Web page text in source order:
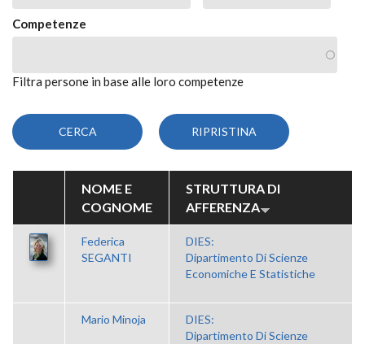
Competenze
Filtra persone in base alle loro competenze
NOME E
COGNOME
STRUTTURA DI
AFFERENZA
Federica
SEGANTI
DIES:
Dipartimento Di Scienze
Economiche E Statistiche
Mario Minoja
DIES:
Dipartimento Di Scienze